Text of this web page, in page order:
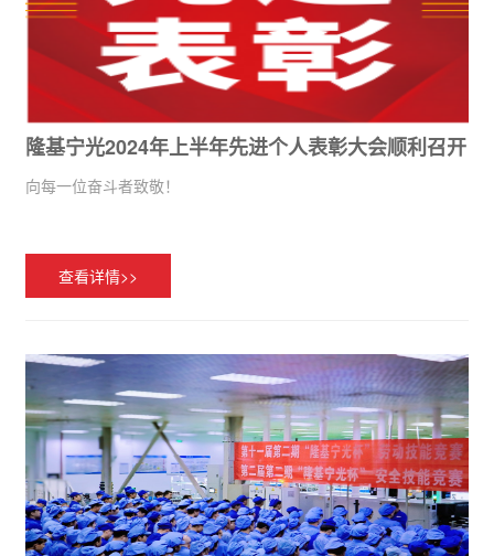
隆基宁光2024年上半年先进个人表彰大会顺利召开
向每一位奋斗者致敬！
查看详情>>